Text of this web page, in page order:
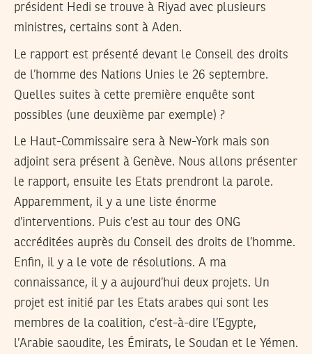
président Hedi se trouve à Riyad avec plusieurs
ministres, certains sont à Aden.
Le rapport est présenté devant le Conseil des droits
de l’homme des Nations Unies le 26 septembre.
Quelles suites à cette première enquête sont
possibles (une deuxième par exemple) ?
Le Haut-Commissaire sera à New-York mais son
adjoint sera présent à Genève. Nous allons présenter
le rapport, ensuite les Etats prendront la parole.
Apparemment, il y a une liste énorme
d’interventions. Puis c’est au tour des ONG
accréditées auprès du Conseil des droits de l’homme.
Enfin, il y a le vote de résolutions. A ma
connaissance, il y a aujourd’hui deux projets. Un
projet est initié par les Etats arabes qui sont les
membres de la coalition, c’est-à-dire l’Egypte,
l’Arabie saoudite, les Émirats, le Soudan et le Yémen.